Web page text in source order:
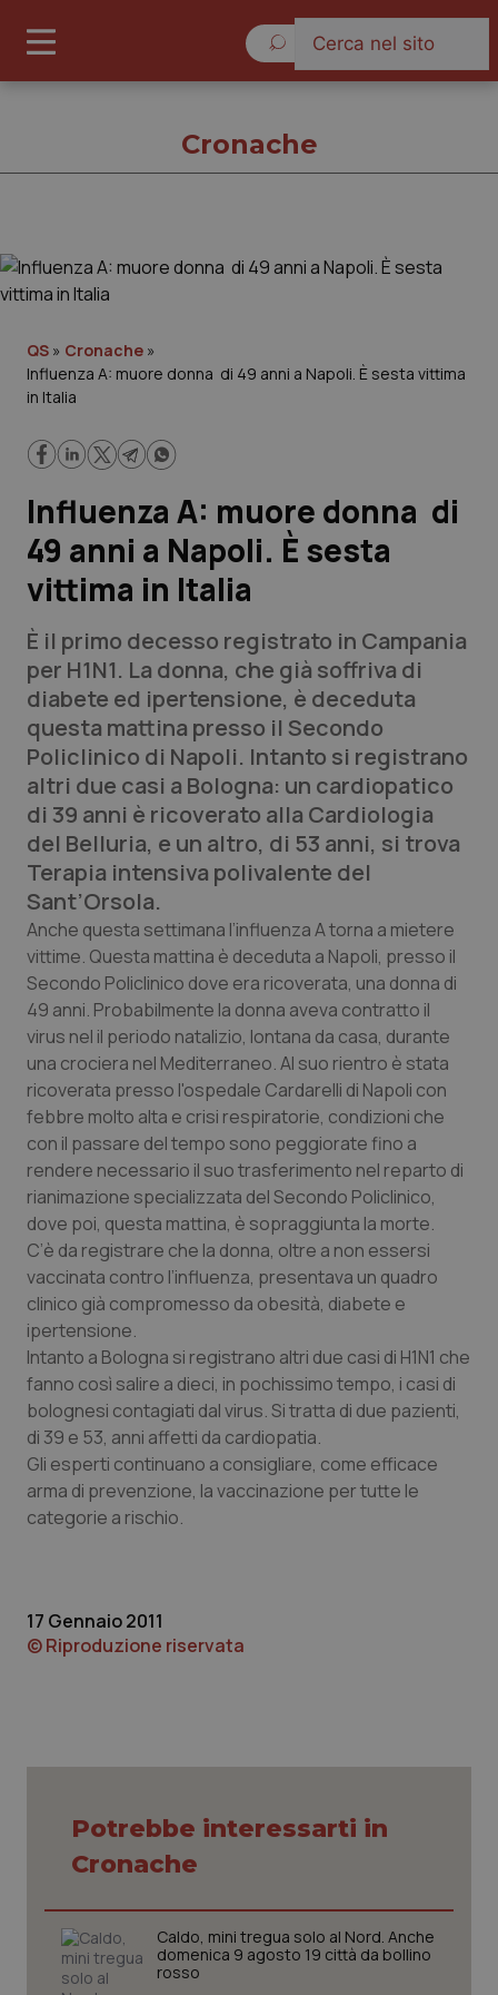
Governo e Parlamento
Regioni e Asl
Lavoro e Professioni
Scienza e Farmaci
Studi e Analisi
Lettere al direttore
Edizioni Regionali
QS Pro
Professionisti Sanitari.AI
Abruzzo
Basilicata
Calabria
Campania
Emilia-Romagna
Friuli Venezia Giulia
Lazio
Liguria
Lombardia
Marche
Molise
Piemonte
Provincia Autonoma di Trento
Sardegna
Sicilia
Umbria
QS Pro Gold
Artrite & artrosi
Asma & BPCO
Car-T
Colesterolo & coronaropatie
Dermatite Atopica
Diabete & glucometri
Disturbi dell’umore
Dolore
Donna & Salute
Epatiti
HIV
Ipertensione & Scompenso
Malattia di Crohn & Rettocolite Ulcerosa
Neuroscienze & patologie neurodegenerative
Oftalmologia
QS Club Newsletter
Cronache
QS » Cronache »
Influenza A: muore donna di 49 anni a Napoli. È sesta vittima
in Italia
Influenza A: muore donna di
49 anni a Napoli. È sesta
vittima in Italia
È il primo decesso registrato in Campania
per H1N1. La donna, che già soffriva di
diabete ed ipertensione, è deceduta
questa mattina presso il Secondo
Policlinico di Napoli. Intanto si registrano
altri due casi a Bologna: un cardiopatico
di 39 anni è ricoverato alla Cardiologia
del Belluria, e un altro, di 53 anni, si trova
Terapia intensiva polivalente del
Sant’Orsola.
Anche questa settimana l’influenza A torna a mietere
vittime. Questa mattina è deceduta a Napoli, presso il
Secondo Policlinico dove era ricoverata, una donna di
49 anni. Probabilmente la donna aveva contratto il
virus nel il periodo natalizio, lontana da casa, durante
una crociera nel Mediterraneo. Al suo rientro è stata
ricoverata presso l'ospedale Cardarelli di Napoli con
febbre molto alta e crisi respiratorie, condizioni che
con il passare del tempo sono peggiorate fino a
rendere necessario il suo trasferimento nel reparto di
rianimazione specializzata del Secondo Policlinico,
dove poi, questa mattina, è sopraggiunta la morte.
C’è da registrare che la donna, oltre a non essersi
vaccinata contro l’influenza, presentava un quadro
clinico già compromesso da obesità, diabete e
ipertensione.
Intanto a Bologna si registrano altri due casi di H1N1 che
fanno così salire a dieci, in pochissimo tempo, i casi di
bolognesi contagiati dal virus. Si tratta di due pazienti,
di 39 e 53, anni affetti da cardiopatia.
Gli esperti continuano a consigliare, come efficace
arma di prevenzione, la vaccinazione per tutte le
categorie a rischio.
17 Gennaio 2011
© Riproduzione riservata
Potrebbe interessarti in
Cronache
Caldo, mini tregua solo al Nord. Anche
domenica 9 agosto 19 città da bollino
rosso